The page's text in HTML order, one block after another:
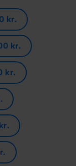
kr.
kr.
kr.